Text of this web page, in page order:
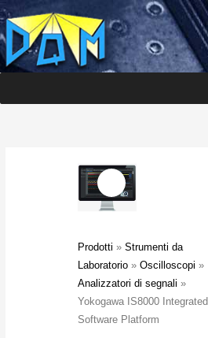
Prodotti » Strumenti da
Laboratorio» Oscilloscopi »
Analizzatori di segnali »
Yokogawa IS8000 Integrated
Software Platform